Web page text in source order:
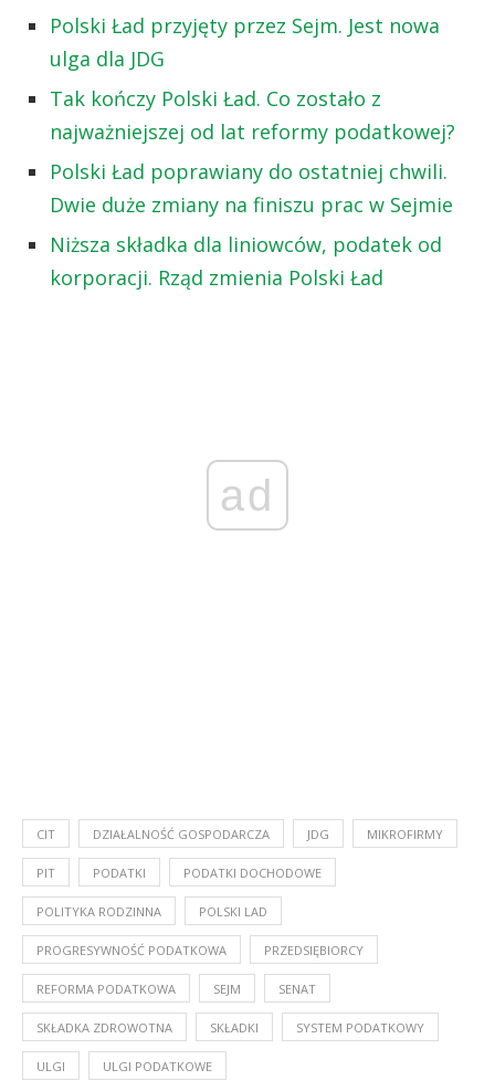
Polski Ład przyjęty przez Sejm. Jest nowa
ulga dla JDG
Tak kończy Polski Ład. Co zostało z
najważniejszej od lat reformy podatkowej?
Polski Ład poprawiany do ostatniej chwili.
Dwie duże zmiany na finiszu prac w Sejmie
Niższa składka dla liniowców, podatek od
korporacji. Rząd zmienia Polski Ład
ad
CIT DZIAŁALNOŚĆ GOSPODARCZA JDG MIKROFIRMY
PIT PODATKI PODATKI DOCHODOWE
POLITYKA RODZINNA POLSKI LAD
PROGRESYWNOŚĆ PODATKOWA PRZEDSIĘBIORCY
REFORMA PODATKOWA SEJM SENAT
SKŁADKA ZDROWOTNA SKŁADKI SYSTEM PODATKOWY
ULGI ULGI PODATKOWE